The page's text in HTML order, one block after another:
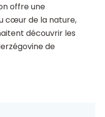
offre une
cœur de la nature,
découvrir les
de